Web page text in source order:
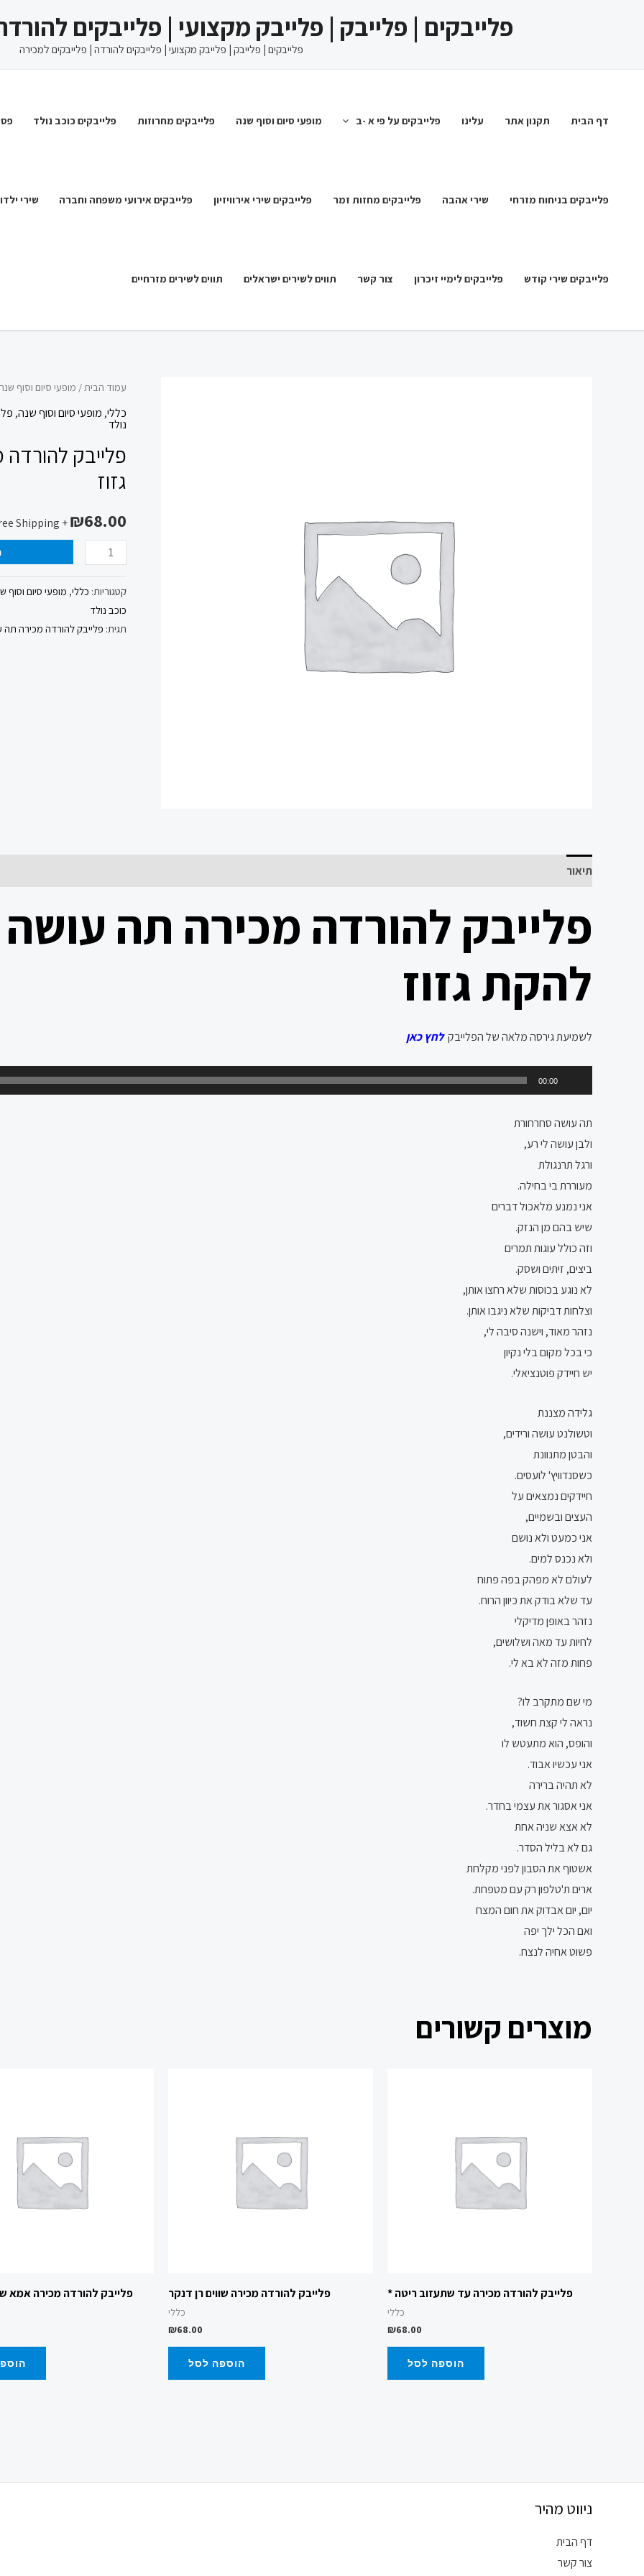
פלייבקים | פלייבק | פלייבק מקצועי | פלייבקים
פלייבקים | פלייבק | פלייבק מקצועי | פלייבקים להורדה | פלייבקים למכירה
דף הבית תקנון אתר עלינו פלייבקים על פי א -ב מופעי סיום וסוף שנה פלייבקים מחרוזות פלייבקים כוכב נולד
פלייבקים בניחוח מזרחי שירי אהבה פלייבקים מחזות זמר פלייבקים שירי אירוויזיון פלייבקים אירועי משפחה וחברה שירי
פלייבקים שירי קודש פלייבקים לימיי זיכרון צור קשר תווים לשירים ישראלים תווים לשירים מזרחיים
עמוד הבית/ מופעי סיום וסוף שנה
כללי, מופעי סיום וסוף שנה,
נולד
פלייבק
גזוז
₪68.00
+ Free Shipping
כמות
של
פלייבק
להורדה
תה
להקת
קטגוריות: כללי, מופעי סיום וסוף
כוכב נולד
תגית: פלייבק להורדה מכירה
תיאור
פלייבק להורדה מכירה תה
להקת גזוז
לשמיעת גירסה מלאה של הפלייבק לחץ כאן
אודיו
00:00
תה עושה סחרחורת
ולבן עושה לי רע,
ורגל תרנגולת
מעוררת בי בחילה.
אני נמנע מלאכול דברים
שיש בהם מן הנזק.
וזה כולל עוגות תמרים
ביצים, זיתים ושסק.
לא נוגע בכוסות שלא רחצו אותן,
וצלחות דביקות שלא ניגבו אותן.
נזהר מאוד, וישנה סיבה לי,
כי בכל מקום בלי נקיון
יש חיידק פוטנציאלי.
גלידה מצננת
וטשולנט עושה ורידים,
והבטן מתנוונת
כשסנדוויץ' לועסים.
חיידקים נמצאים על
העצים ובשמיים,
אני כמעט ולא נושם
ולא נכנס למים.
לעולם לא מפהק בפה פתוח
עד שלא בודק את כיוון הרוח.
נזהר באופן מדיקלי
לחיות עד מאה ושלושים,
פחות מזה לא בא לי.
מי שם מתקרב לו?
נראה לי קצת חשוד,
והופס, הוא מתעטש לו
אני עכשיו אבוד.
לא תהיה ברירה
אני אסגור את עצמי בחדר.
לא אצא שניה אחת
גם לא בליל הסדר.
אשטוף את הסבון לפני מקלחת
ארים ת'טלפון רק עם מטפחת.
יום, יום אבדוק את חום המצח
ואם הכל ילך יפה
פשוט אחיה לנצח.
מוצרים קשורים
פלייבק להורדה מכירה עד שתעזוב ריטה *
כללי
₪68.00
הוספה לסל
פלייבק להורדה מכירה שווים רן דנקר
כללי
₪68.00
הוספה לסל
פלייבק להורדה מכירה אמא
ניווט מהיר
דף הבית
צור קשר